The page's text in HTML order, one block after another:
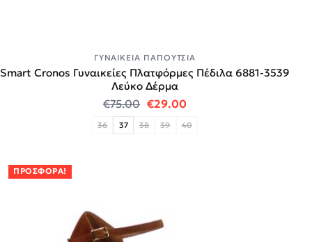
ΓΥΝΑΙΚΕΊΑ ΠΑΠΟΎΤΣΙΑ
Smart Cronos Γυναικείες Πλατφόρμες Πέδιλα 6881-3539
Λεύκο Δέρμα
€75.00 Original price was: €75.00.
€29.00Η τρέχουσα τιμή
36 37 38 39 40
ΠΡΟΣΦΟΡΆ!